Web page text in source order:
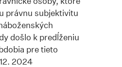
právnu subjektivitu
došlo k predĺženiu
pre tieto
2024